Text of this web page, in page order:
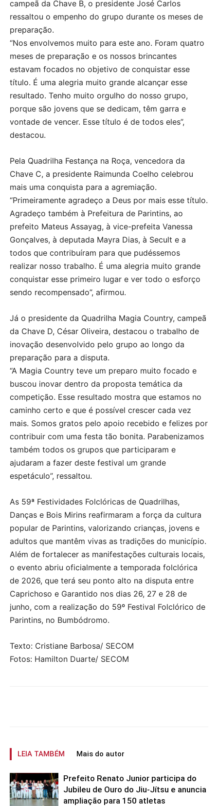
campeã da Chave B, o presidente José Carlos
ressaltou o empenho do grupo durante os meses de
preparação.
“Nos envolvemos muito para este ano. Foram quatro
meses de preparação e os nossos brincantes
estavam focados no objetivo de conquistar esse
título. É uma alegria muito grande alcançar esse
resultado. Tenho muito orgulho do nosso grupo,
porque são jovens que se dedicam, têm garra e
vontade de vencer. Esse título é de todos eles”,
destacou.
Pela Quadrilha Festança na Roça, vencedora da
Chave C, a presidente Raimunda Coelho celebrou
mais uma conquista para a agremiação.
“Primeiramente agradeço a Deus por mais esse título.
Agradeço também à Prefeitura de Parintins, ao
prefeito Mateus Assayag, à vice-prefeita Vanessa
Gonçalves, à deputada Mayra Dias, à Secult e a
todos que contribuíram para que pudéssemos
realizar nosso trabalho. É uma alegria muito grande
conquistar esse primeiro lugar e ver todo o esforço
sendo recompensado”, afirmou.
Já o presidente da Quadrilha Magia Country, campeã
da Chave D, César Oliveira, destacou o trabalho de
inovação desenvolvido pelo grupo ao longo da
preparação para a disputa.
“A Magia Country teve um preparo muito focado e
buscou inovar dentro da proposta temática da
competição. Esse resultado mostra que estamos no
caminho certo e que é possível crescer cada vez
mais. Somos gratos pelo apoio recebido e felizes por
contribuir com uma festa tão bonita. Parabenizamos
também todos os grupos que participaram e
ajudaram a fazer deste festival um grande
espetáculo”, ressaltou.
As 59ª Festividades Folclóricas de Quadrilhas,
Danças e Bois Mirins reafirmaram a força da cultura
popular de Parintins, valorizando crianças, jovens e
adultos que mantêm vivas as tradições do município.
Além de fortalecer as manifestações culturais locais,
o evento abriu oficialmente a temporada folclórica
de 2026, que terá seu ponto alto na disputa entre
Caprichoso e Garantido nos dias 26, 27 e 28 de
junho, com a realização do 59º Festival Folclórico de
Parintins, no Bumbódromo.
Texto: Cristiane Barbosa/ SECOM
Fotos: Hamilton Duarte/ SECOM
LEIA TAMBÉM Mais do autor
Prefeito Renato Junior participa do
Jubileu de Ouro do Jiu-Jítsu e anuncia
ampliação para 150 atletas